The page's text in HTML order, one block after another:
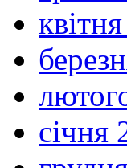
січня